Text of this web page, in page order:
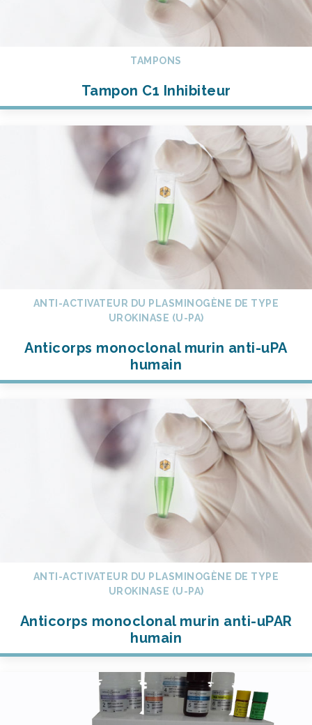
TAMPONS
Tampon C1 Inhibiteur
ANTI-ACTIVATEUR DU PLASMINOGÈNE DE TYPE
UROKINASE (U-PA)
Anticorps monoclonal murin anti-uPA
humain
ANTI-ACTIVATEUR DU PLASMINOGÈNE DE TYPE
UROKINASE (U-PA)
Anticorps monoclonal murin anti-uPAR
humain